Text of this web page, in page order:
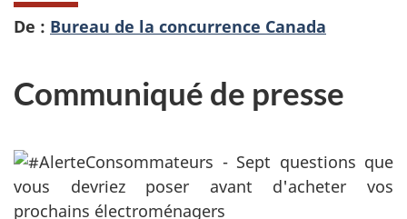
De : Bureau de la concurrence Canada
Communiqué de presse